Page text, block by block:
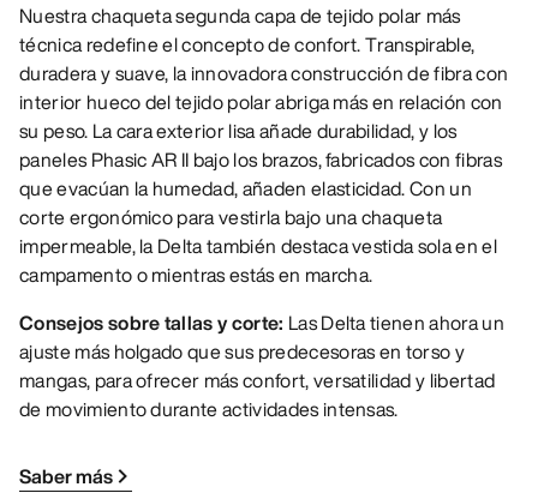
Nuestra chaqueta segunda capa de tejido polar más
técnica redefine el concepto de confort. Transpirable,
duradera y suave, la innovadora construcción de fibra con
interior hueco del tejido polar abriga más en relación con
su peso. La cara exterior lisa añade durabilidad, y los
paneles Phasic AR II bajo los brazos, fabricados con fibras
que evacúan la humedad, añaden elasticidad. Con un
corte ergonómico para vestirla bajo una chaqueta
impermeable, la Delta también destaca vestida sola en el
campamento o mientras estás en marcha.
Consejos sobre tallas y corte: Las Delta tienen ahora un
ajuste más holgado que sus predecesoras en torso y
mangas, para ofrecer más confort, versatilidad y libertad
de movimiento durante actividades intensas.
Saber más